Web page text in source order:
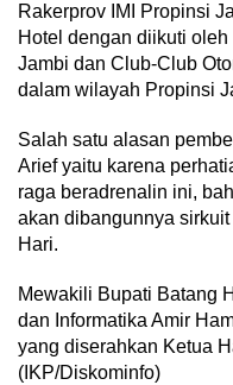
Rakerprov IMI Propinsi
Hotel dengan diikuti
Jambi dan Club-Club
dalam wilayah Propinsi
Salah satu alasan
Arief yaitu karena
raga beradrenalin ini,
akan dibangunnya
Hari.
Mewakili Bupati Batang
dan Informatika Amir
yang diserahkan Ketua
(IKP/Diskominfo)